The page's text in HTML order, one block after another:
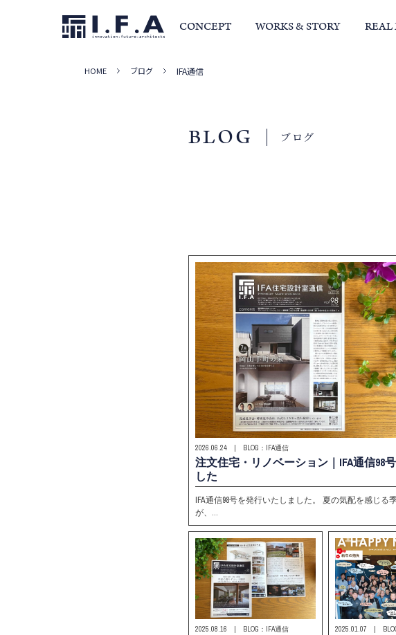
CONCEPT WORKS & STORY REAL
サービス・家づくりの流れ
HOME ブログ IFA通信
BLOG ブログ
2026.06.24 | BLOG：IFA通信
注文住宅・リノベーション｜IFA通信98
した
IFA通信98号を発行いたしました。 夏の気配を感じる
が、…
2025.08.16 | BLOG：IFA通信 2025.01.07 |